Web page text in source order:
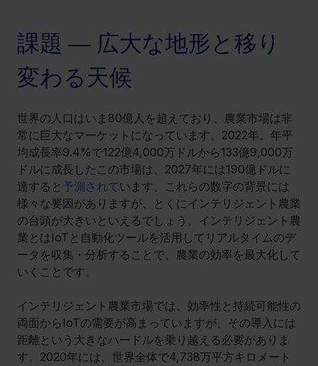
課題 ― 広大な地形と移り
変わる天候
世界の人口はいま80億人を超えており、農業市場は非
常に巨大なマーケットになっています。2022年、年平
均成長率9.4%で122億4,000万ドルから133億9,000万
ドルに成長したこの市場は、2027年には190億ドルに
達すると 予測されています。これらの数字の背景には
様々な要因がありますが、とくにインテリジェント農業
の台頭が大きいといえるでしょう。インテリジェント農
業とはIoTと自動化ツールを活用してリアルタイムのデ
ータを収集・分析することで、農業の効率を最大化して
いくことです。
インテリジェント農業市場では、効率性と持続可能性の
両面からIoTの需要が高まっていますが、その導入には
距離という大きなハードルを乗り越える必要がありま
す。2020年には、世界全体で4,738万平方キロメート